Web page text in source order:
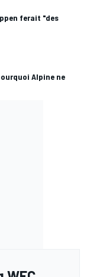
ferait "des
Alpine ne